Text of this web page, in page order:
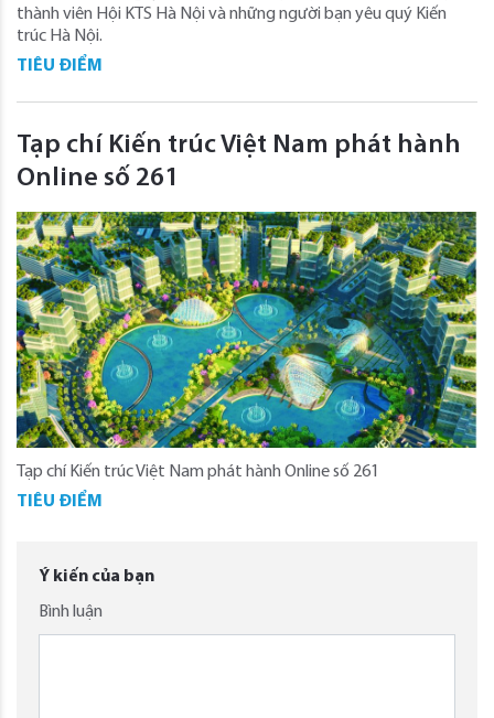
thành viên Hội KTS Hà Nội và những người bạn yêu quý Kiến
trúc Hà Nội.
TIÊU ĐIỂM
Tạp chí Kiến trúc Việt Nam phát hành
Online số 261
Tạp chí Kiến trúc Việt Nam phát hành Online số 261
TIÊU ĐIỂM
Ý kiến của bạn
Bình luận